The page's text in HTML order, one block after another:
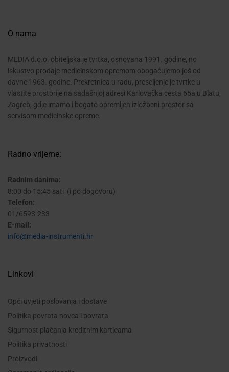
O nama
MEDIA d.o.o. obiteljska je tvrtka, osnovana 1991. godine, no
iskustvo prodaje medicinskom opremom obogaćujemo još od
davne 1963. godine. Prekretnica u radu, preseljenje je tvrtke u
vlastite prostorije na sadašnjoj adresi Karlovačka cesta 65a u Blatu,
Zagreb, gdje imamo i bogato opremljen izložbeni prostor sa
servisom medicinske opreme.
Radno vrijeme:
Radnim danima:
8:00 do 15:45 sati (i po dogovoru)
Telefon:
01/6593-233
E-mail:
info@media-instrumenti.hr
Linkovi
Opći uvjeti poslovanja i dostave
Politika povrata novca i povrata
Sigurnost plaćanja kreditnim karticama
Politika privatnosti
Proizvodi